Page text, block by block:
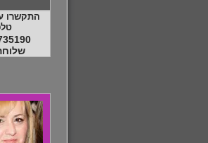
התקשרו
שלוחה